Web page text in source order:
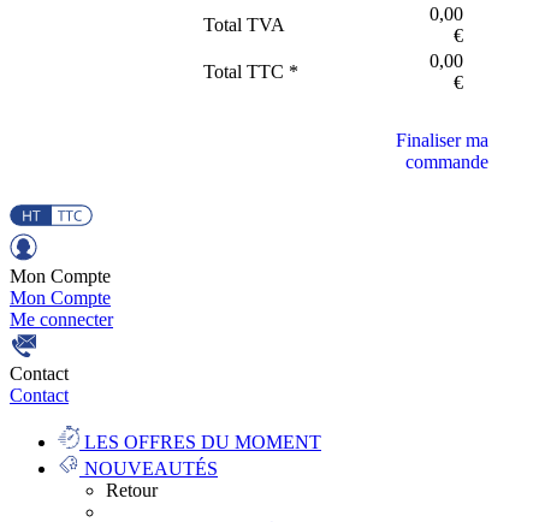
Total TVA
0,00
€
Total TTC *
0,00
€
Finaliser ma
commande
Mon Compte
Mon Compte
Me connecter
Contact
Contact
LES OFFRES DU MOMENT
NOUVEAUTÉS
Retour